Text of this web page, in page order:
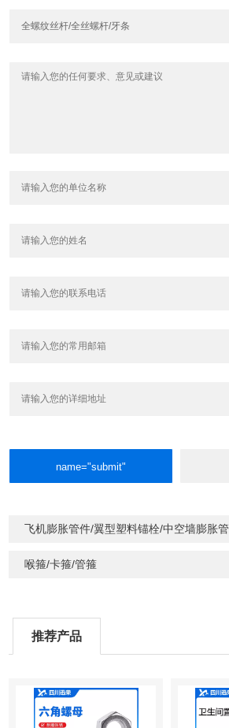
飞机膨胀管件/翼型塑料锚栓/中空墙膨胀管
喉箍/卡箍/管箍
推荐产品